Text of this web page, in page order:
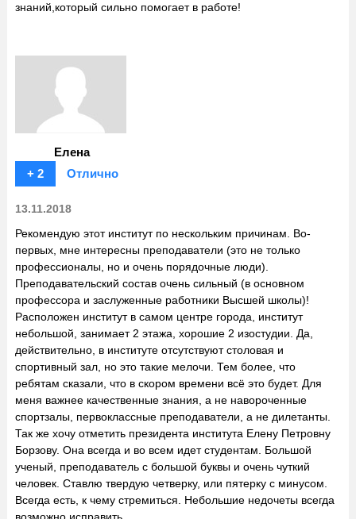
знаний,который сильно помогает в работе!
Елена
+ 2
Отлично
13.11.2018
Рекомендую этот институт по нескольким причинам. Во-
первых, мне интересны преподаватели (это не только
профессионалы, но и очень порядочные люди).
Преподавательский состав очень сильный (в основном
профессора и заслуженные работники Высшей школы)!
Расположен институт в самом центре города, институт
небольшой, занимает 2 этажа, хорошие 2 изостудии. Да,
действительно, в институте отсутствуют столовая и
спортивный зал, но это такие мелочи. Тем более, что
ребятам сказали, что в скором времени всё это будет. Для
меня важнее качественные знания, а не навороченные
спортзалы, первоклассные преподаватели, а не дилетанты.
Так же хочу отметить президента института Елену Петровну
Борзову. Она всегда и во всем идет студентам. Большой
ученый, преподаватель с большой буквы и очень чуткий
человек. Ставлю твердую четверку, или пятерку с минусом.
Всегда есть, к чему стремиться. Небольшие недочеты всегда